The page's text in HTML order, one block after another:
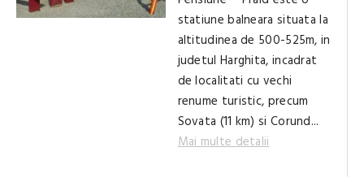
statiune balneara situata la
altitudinea de 500-525m, in
judetul Harghita, incadrat
de localitati cu vechi
renume turistic, precum
Sovata (11 km) si Corund...
Mai multe detalii